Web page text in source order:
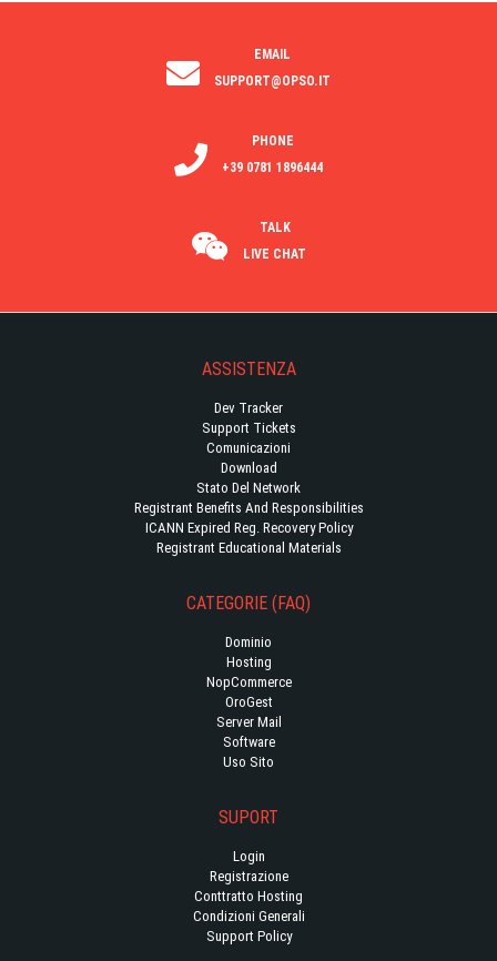
EMAIL
SUPPORT@OPSO.IT
PHONE
+39 0781 1896444
TALK
LIVE CHAT
ASSISTENZA
Dev Tracker
Support Tickets
Comunicazioni
Download
Stato Del Network
Registrant Benefits And Responsibilities
ICANN Expired Reg. Recovery Policy
Registrant Educational Materials
CATEGORIE (FAQ)
Dominio
Hosting
NopCommerce
OroGest
Server Mail
Software
Uso Sito
SUPORT
Login
Registrazione
Conttratto Hosting
Condizioni Generali
Support Policy